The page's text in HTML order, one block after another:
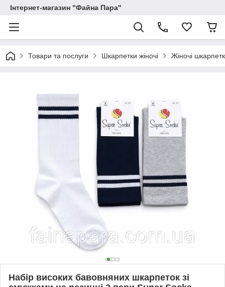
Інтернет-магазин "Файна Пара"
Товари та послуги Шкарпетки жіночі Жіночі
Набір високих бавовняних шкарпеток зі